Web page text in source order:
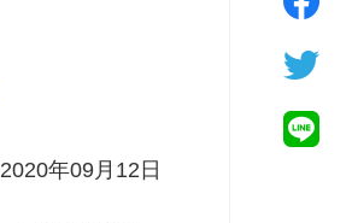
2020年09月12日